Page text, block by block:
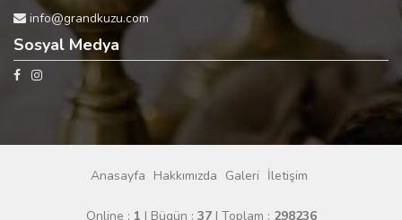
info@grandkuzu.com
Sosyal Medya
Anasayfa Hakkımızda Galeri İletişim
Online : 1 | Bügün : 37 | Toplam : 298236